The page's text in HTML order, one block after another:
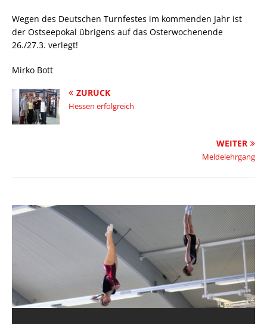
Wegen des Deutschen Turnfestes im kommenden Jahr ist
der Ostseepokal übrigens auf das Osterwochenende
26./27.3. verlegt!
Mirko Bott
ZURÜCK
Hessen erfolgreich
WEITER
Meldelehrgang